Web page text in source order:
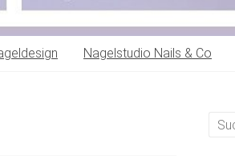
Nagelstudio Nails & Co